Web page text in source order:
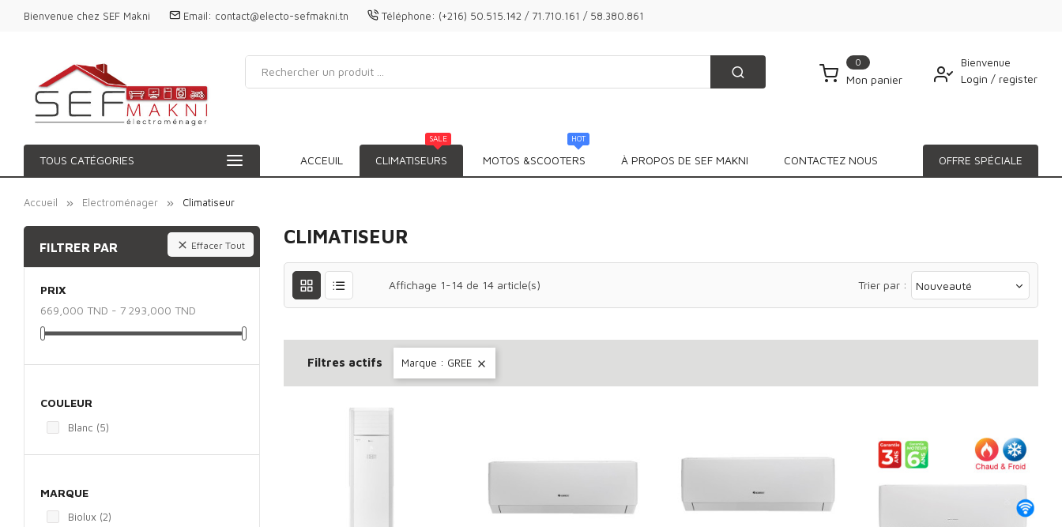
Bienvenue chez SEF Makni Email: contact@electo-sefmakni.tn Téléphone: (+216) 50.515.142 / 71.710.161 / 58.380.861
0
Mon panier
Bienvenue
Login/ register
TOUS CATÉGORIES ACCEUIL
SALE
CLIMATISEURS
HOT
MOTOS &SCOOTERS À PROPOS DE SEF MAKNI CONTACTEZ NOUS OFFRE SPÉCIALE
Accueil Electroménager Climatiseur
FILTRER PAR  Effacer Tout
PRIX
669,000 TND - 7 293,000 TND
COULEUR
Blanc (5)
MARQUE
Biolux (2)
CLIMATISEUR
Affichage 1-14 de 14 article(s) Trier par : Nouveauté
Filtres actifs Marque : GREE 